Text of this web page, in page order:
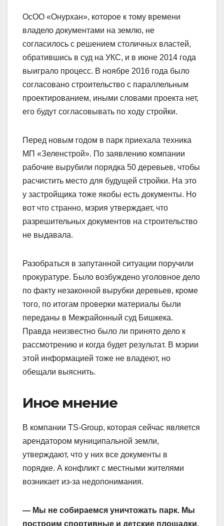
ОсОО «Онурхан», которое к тому времени
владело документами на землю, не
согласилось с решением столичных властей,
обратившись в суд на УКС, и в июне 2014 года
выиграло процесс. В ноябре 2016 года было
согласовано строительство с параллельным
проектированием, иными словами проекта нет,
его будут согласовывать по ходу стройки.
Перед новым годом в парк приехала техника
МП «Зеленстрой». По заявлению компании
рабочие вырубили порядка 50 деревьев, чтобы
расчистить место для будущей стройки. На это
у застройщика тоже якобы есть документы. Но
вот что странно, мэрия утверждает, что
разрешительных документов на строительство
не выдавала.
Разобраться в запутанной ситуации поручили
прокуратуре. Было возбуждено уголовное дело
по факту незаконной вырубки деревьев, кроме
того, по итогам проверки материалы были
переданы в Межрайонный суд Бишкека.
Правда неизвестно было ли принято дело к
рассмотрению и когда будет результат. В мэрии
этой информацией тоже не владеют, но
обещали выяснить.
Иное мнение
В компании TS-Group, которая сейчас является
арендатором муниципальной земли,
утверждают, что у них все документы в
порядке. А конфликт с местными жителями
возникает из-за недопонимания.
— Мы не собираемся уничтожать парк. Мы
построим спортивные и детские площадки,